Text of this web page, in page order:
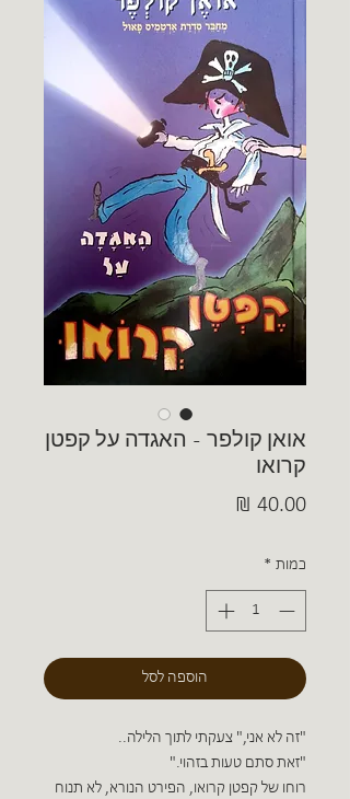
אואן קולפר - האגדה על קפטן
קרואו
כמות *
הוספה לסל
"זה לא אני," צעקתי לתוך הלילה..
"זאת סתם טעות בזהוי."
רוחו של קפטן קרואו, הפירט הנורא, לא תנוח